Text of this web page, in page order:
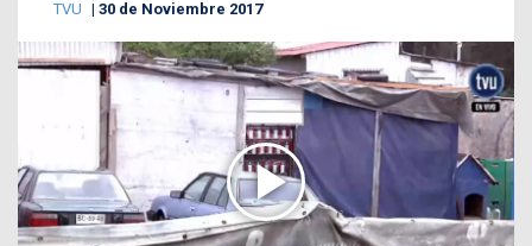
TVU 30 de Noviembre 2017